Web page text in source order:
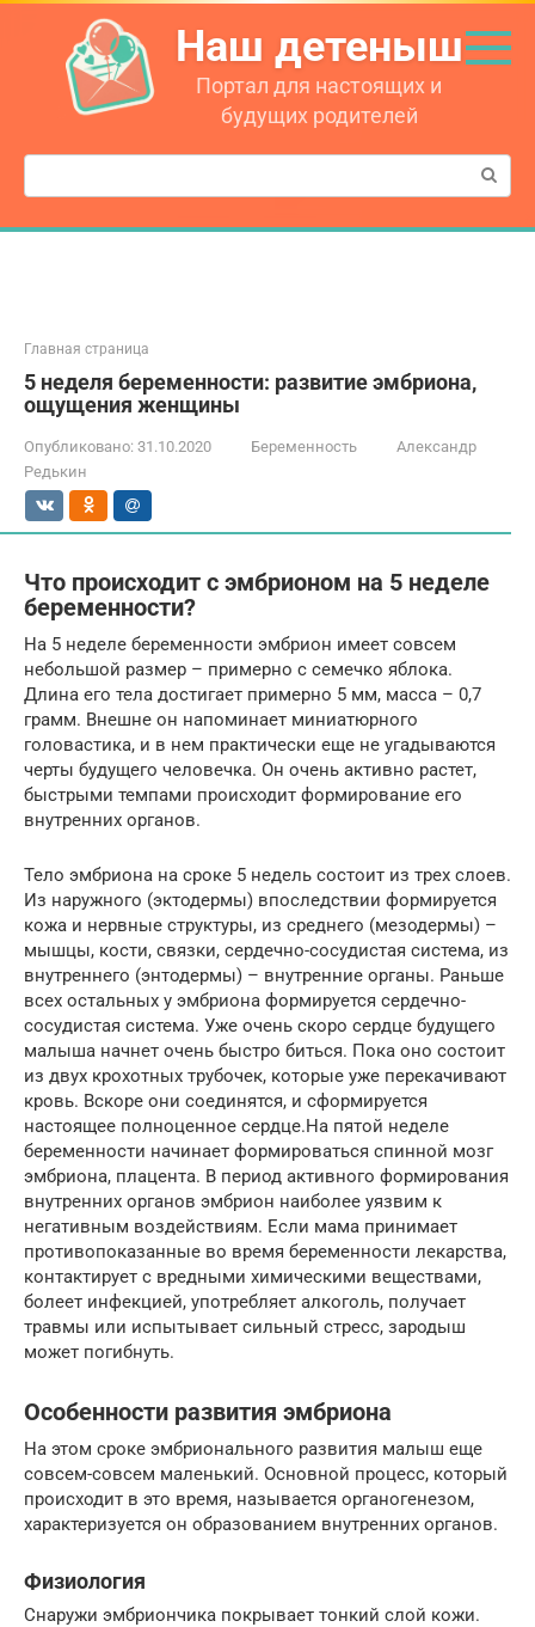
Перейти
контенту
Наш детеныш
Портал для настоящих и
будущих родителей
Поиск:
Главная страница
5 неделя беременности: развитие эмбриона,
ощущения женщины
Опубликовано: 31.10.2020 Беременность
Александр
Редькин
Что происходит с эмбрионом на 5 неделе
беременности?
На 5 неделе беременности эмбрион имеет совсем
небольшой размер – примерно с семечко яблока.
Длина его тела достигает примерно 5 мм, масса – 0,7
грамм. Внешне он напоминает миниатюрного
головастика, и в нем практически еще не угадываются
черты будущего человечка. Он очень активно растет,
быстрыми темпами происходит формирование его
внутренних органов.
Тело эмбриона на сроке 5 недель состоит из трех слоев.
Из наружного (эктодермы) впоследствии формируется
кожа и нервные структуры, из среднего (мезодермы) –
мышцы, кости, связки, сердечно-сосудистая система, из
внутреннего (энтодермы) – внутренние органы. Раньше
всех остальных у эмбриона формируется сердечно-
сосудистая система. Уже очень скоро сердце будущего
малыша начнет очень быстро биться. Пока оно состоит
из двух крохотных трубочек, которые уже перекачивают
кровь. Вскоре они соединятся, и сформируется
настоящее полноценное сердце.На пятой неделе
беременности начинает формироваться спинной мозг
эмбриона, плацента. В период активного формирования
внутренних органов эмбрион наиболее уязвим к
негативным воздействиям. Если мама принимает
противопоказанные во время беременности лекарства,
контактирует с вредными химическими веществами,
болеет инфекцией, употребляет алкоголь, получает
травмы или испытывает сильный стресс, зародыш
может погибнуть.
Особенности развития эмбриона
На этом сроке эмбрионального развития малыш еще
совсем-совсем маленький. Основной процесс, который
происходит в это время, называется органогенезом,
характеризуется он образованием внутренних органов.
Физиология
Снаружи эмбриончика покрывает тонкий слой кожи.